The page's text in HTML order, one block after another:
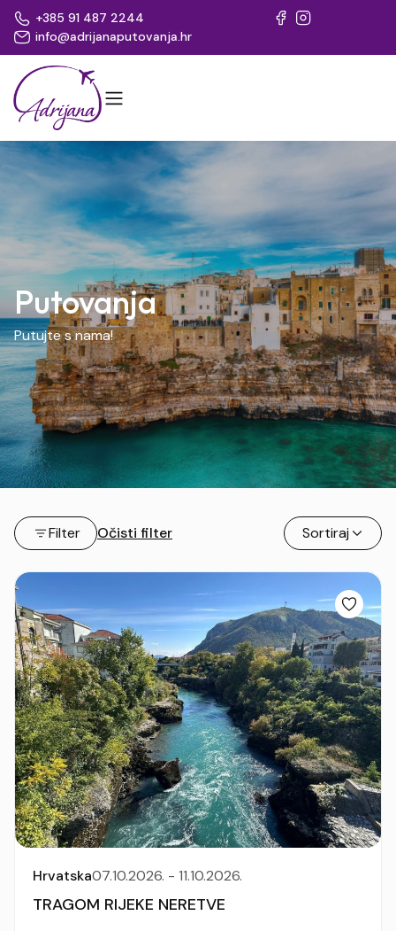
+385 91 487 2244
info@adrijanaputovanja.hr
Putovanja
Putujte s nama!
Filter Očisti filter Sortiraj
Hrvatska07.10.2026. - 11.10.2026.
TRAGOM RIJEKE NERETVE